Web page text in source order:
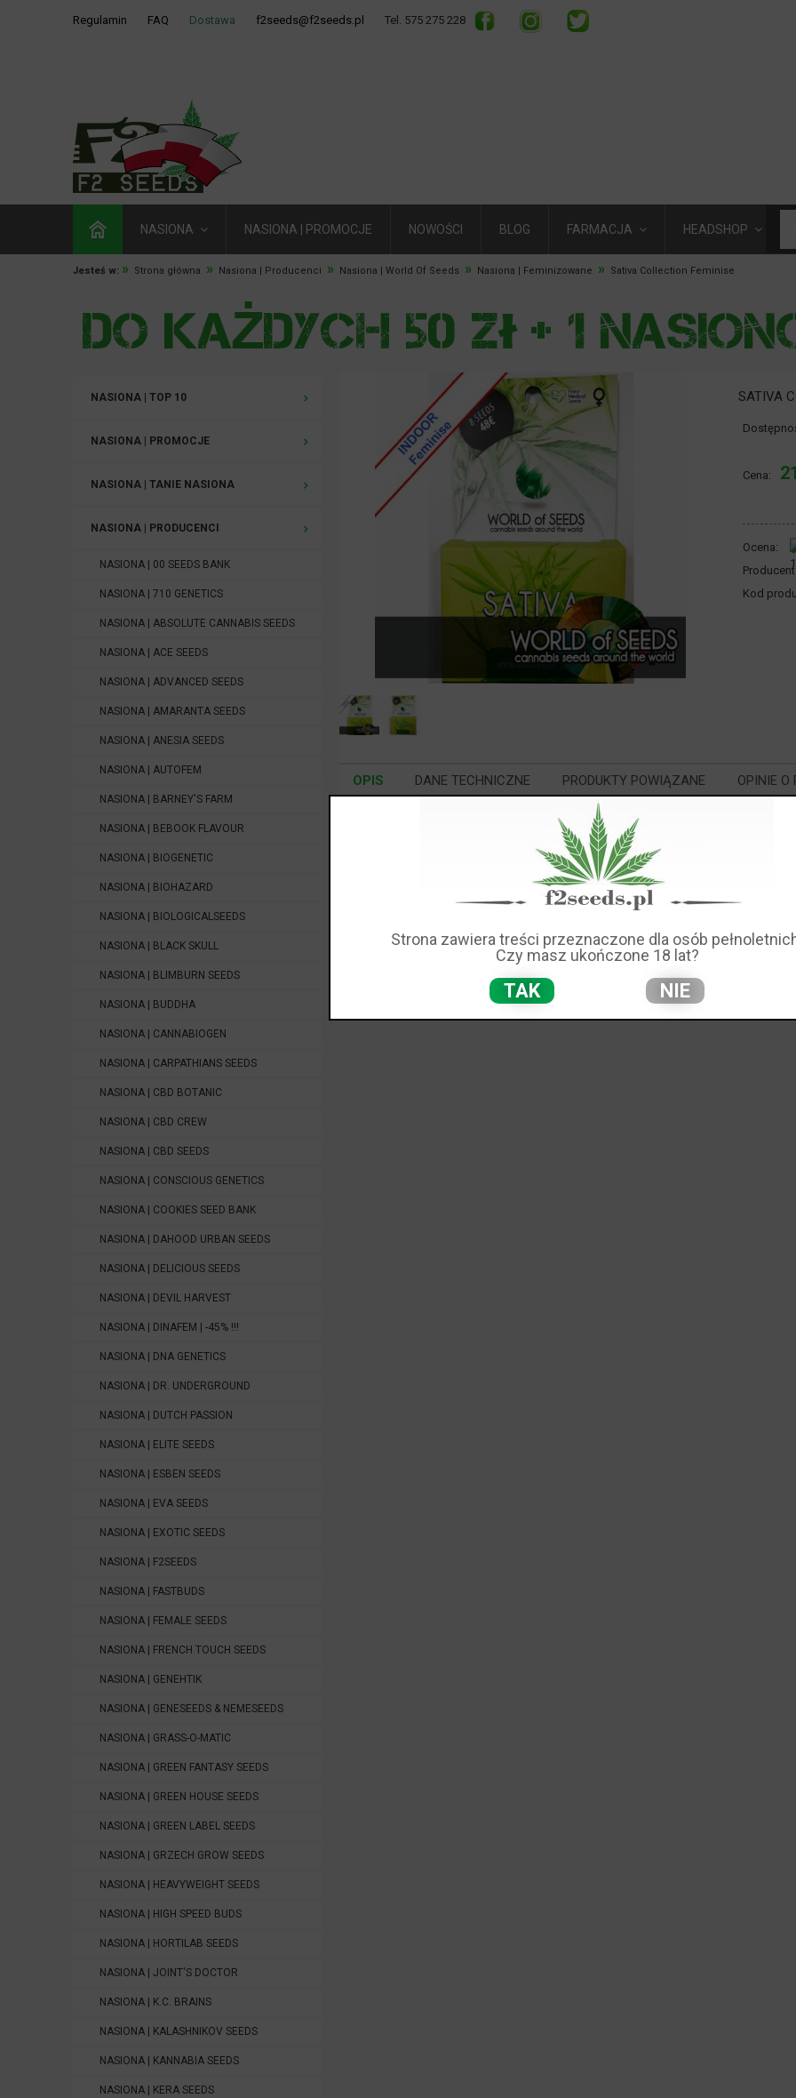
Regulamin FAQ Dostawa f2seeds@f2seeds.pl Tel. 575 275 228
NASIONA NASIONA | PROMOCJE NOWOŚCI BLOG FARMACJA HEADSHOP
Jesteś w: » Strona główna » Nasiona | Producenci » Nasiona | World Of Seeds » Nasiona | Feminizowane » Sativa Collection Feminise
NASIONA | TOP 10
NASIONA | PROMOCJE
NASIONA | TANIE NASIONA
NASIONA | PRODUCENCI
NASIONA | 00 SEEDS BANK
NASIONA | 710 GENETICS
NASIONA | ABSOLUTE CANNABIS SEEDS
NASIONA | ACE SEEDS
NASIONA | ADVANCED SEEDS
NASIONA | AMARANTA SEEDS
NASIONA | ANESIA SEEDS
NASIONA | AUTOFEM
NASIONA | BARNEY'S FARM
NASIONA | BEBOOK FLAVOUR
NASIONA | BIOGENETIC
NASIONA | BIOHAZARD
NASIONA | BIOLOGICALSEEDS
NASIONA | BLACK SKULL
NASIONA | BLIMBURN SEEDS
NASIONA | BUDDHA
NASIONA | CANNABIOGEN
NASIONA | CARPATHIANS SEEDS
NASIONA | CBD BOTANIC
NASIONA | CBD CREW
NASIONA | CBD SEEDS
NASIONA | CONSCIOUS GENETICS
NASIONA | COOKIES SEED BANK
NASIONA | DAHOOD URBAN SEEDS
NASIONA | DELICIOUS SEEDS
NASIONA | DEVIL HARVEST
NASIONA | DINAFEM | -45% !!!
NASIONA | DNA GENETICS
NASIONA | DR. UNDERGROUND
NASIONA | DUTCH PASSION
NASIONA | ELITE SEEDS
NASIONA | ESBEN SEEDS
NASIONA | EVA SEEDS
NASIONA | EXOTIC SEEDS
NASIONA | F2SEEDS
NASIONA | FASTBUDS
NASIONA | FEMALE SEEDS
NASIONA | FRENCH TOUCH SEEDS
NASIONA | GENEHTIK
NASIONA | GENESEEDS & NEMESEEDS
NASIONA | GRASS-O-MATIC
NASIONA | GREEN FANTASY SEEDS
NASIONA | GREEN HOUSE SEEDS
NASIONA | GREEN LABEL SEEDS
NASIONA | GRZECH GROW SEEDS
NASIONA | HEAVYWEIGHT SEEDS
NASIONA | HIGH SPEED BUDS
NASIONA | HORTILAB SEEDS
NASIONA | JOINT'S DOCTOR
NASIONA | K.C. BRAINS
NASIONA | KALASHNIKOV SEEDS
NASIONA | KANNABIA SEEDS
NASIONA | KERA SEEDS
SATIVA
Cena:
Ocena:
Kod
OPIS DANE TECHNICZNE PRODUKTY POWIĄZANE OPINIE O
Sativa Collection Feminise (SPECIAL COLLECTIONS)
Nasiona Marihuany, Nasiona Cannabis, Nasiona Konopi.
Strawberry Blue Feminise
Nasiona zapakowane oryginalnie przez producenta.
Strona zawiera treści przeznaczone dla osób
Czy masz ukończone 18 lat?
TAK NIE